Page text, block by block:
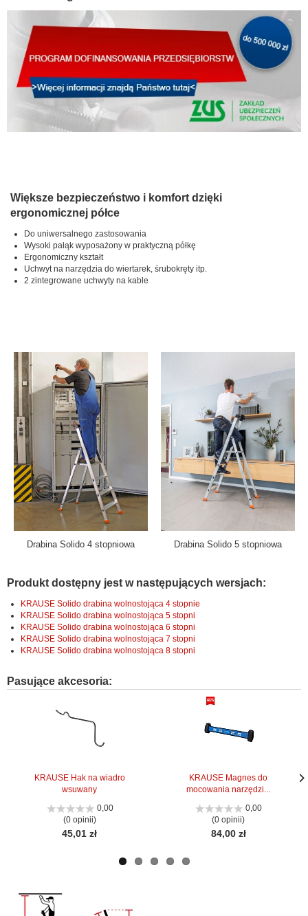
Większe bezpieczeństwo i komfort dzięki
ergonomicznej półce
Do uniwersalnego zastosowania
Wysoki pałąk wyposażony w praktyczną półkę
Ergonomiczny kształt
Uchwyt na narzędzia do wiertarek, śrubokręty itp.
2 zintegrowane uchwyty na kable
Drabina Solido 4 stopniowa Drabina Solido 5 stopniowa
Produkt dostępny jest w następujących wersjach:
KRAUSE Solido drabina wolnostojąca 4 stopnie
KRAUSE Solido drabina wolnostojąca 5 stopni
KRAUSE Solido drabina wolnostojąca 6 stopni
KRAUSE Solido drabina wolnostojąca 7 stopni
KRAUSE Solido drabina wolnostojąca 8 stopni
Pasujące akcesoria:
KRAUSE Hak na wiadro
wsuwany
0,00
(0 opinii)
45,01 zł
KRAUSE Magnes do
mocowania narzędzi...
0,00
(0 opinii)
84,00 zł